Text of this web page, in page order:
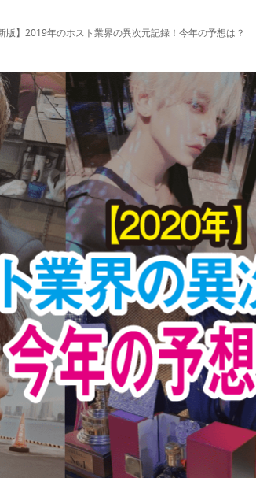
版】2019年のホスト業界の異次元記録！今年の予想は？